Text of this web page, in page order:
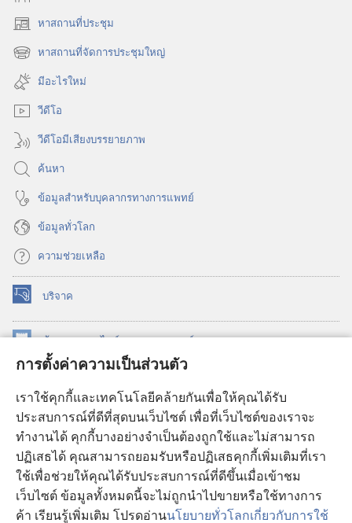
การตั้งค่าความเป็นส่วนตัว
เราใช้คุกกี้และเทคโนโลยีคล้ายกันเพื่อให้คุณได้รับ
ประสบการณ์ที่ดีที่สุดบนเว็บไซต์ เพื่อที่เว็บไซต์ของเราจะ
ทำงานได้ คุกกี้บางอย่างจำเป็นต้องถูกใช้และไม่สามารถ
ปฏิเสธได้ คุณสามารถยอมรับหรือปฏิเสธคุกกี้เพิ่มเติมที่เรา
ใช้เพื่อช่วยให้คุณได้รับประสบการณ์ที่ดีขึ้นเมื่อเข้าชม
เว็บไซต์ ข้อมูลทั้งหมดนี้จะไม่ถูกนำไปขายหรือใช้ทางการ
ค้า เรียนรู้เพิ่มเติม โปรดอ่านนโยบายทั่วโลกเกี่ยวกับการใช้
หาสถานที่ประชุม
(เปิด
หน้าต่าง
ใหม่)
หาสถานที่จัดการประชุมใหญ่
(เปิด
หน้าต่าง
ใหม่)
มีอะไรใหม่
วีดีโอ
วีดีโอมีเสียงบรรยายภาพ
ค้นหา
ข้อมูล​สำหรับ​บุคลากร​ทาง​การ​แพทย์
ข้อมูล​ทั่ว​โลก
ความช่วยเหลือ
บริจาค
(เปิด
หน้าต่าง
ใหม่) ห้องสมุดออนไลน์ของวอชเทาเวอร์
หน้าต่าง
®
หน้าต่าง
ใหม่) JW Library®
ห้องสมุดว็อชเทาเวอร์ ®